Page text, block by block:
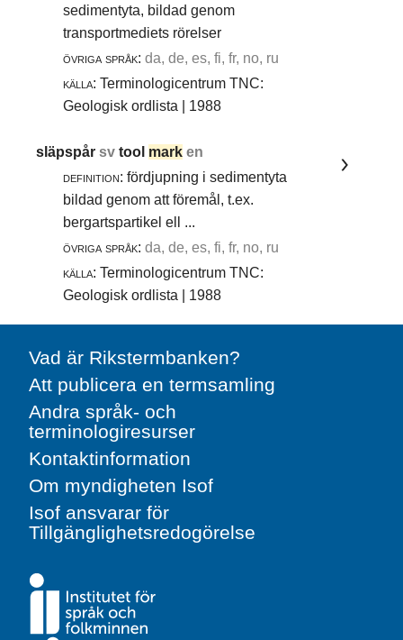
sedimentyta, bildad genom
transportmediets rörelser
övriga språk: da, de, es, fi, fr, no, ru
källa: Terminologicentrum TNC:
Geologisk ordlista | 1988
släpspårsvtool mark en
definition: fördjupning i sedimentyta
bildad genom att föremål, t.ex.
bergartspartikel ell ...
övriga språk: da, de, es, fi, fr, no, ru
källa: Terminologicentrum TNC:
Geologisk ordlista | 1988
Vad är Rikstermbanken?
Att publicera en termsamling
Andra språk- och
terminologiresurser
Kontaktinformation
Om myndigheten Isof
Isof ansvarar för
Tillgänglighetsredogörelse